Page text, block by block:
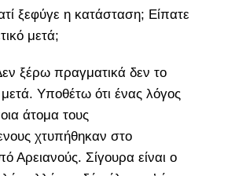
ξεφύγε η κατάσταση; Είπατε
μετά;
ξέρω πραγματικά δεν το
Υποθέτω ότι ένας λόγος
άτομα τους
χτυπήθηκαν στο
Αρειανούς. Σίγουρα είναι ο